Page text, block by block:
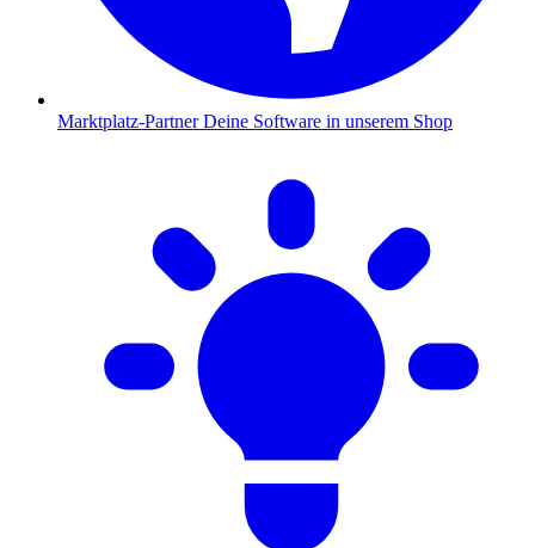
Marktplatz-Partner Deine Software in unserem Shop